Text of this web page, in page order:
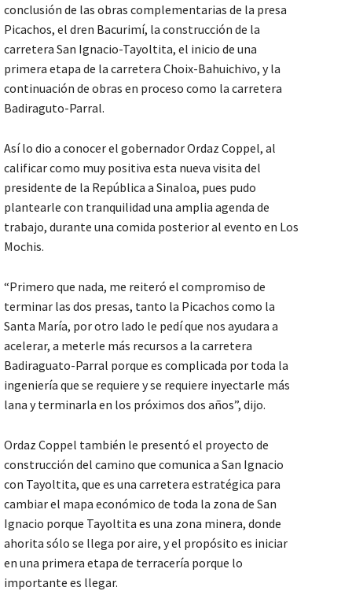
conclusión de las obras complementarias de la presa
Picachos, el dren Bacurimí, la construcción de la
carretera San Ignacio-Tayoltita, el inicio de una
primera etapa de la carretera Choix-Bahuichivo, y la
continuación de obras en proceso como la carretera
Badiraguto-Parral.
Así lo dio a conocer el gobernador Ordaz Coppel, al
calificar como muy positiva esta nueva visita del
presidente de la República a Sinaloa, pues pudo
plantearle con tranquilidad una amplia agenda de
trabajo, durante una comida posterior al evento en Los
Mochis.
“Primero que nada, me reiteró el compromiso de
terminar las dos presas, tanto la Picachos como la
Santa María, por otro lado le pedí que nos ayudara a
acelerar, a meterle más recursos a la carretera
Badiraguato-Parral porque es complicada por toda la
ingeniería que se requiere y se requiere inyectarle más
lana y terminarla en los próximos dos años”, dijo.
Ordaz Coppel también le presentó el proyecto de
construcción del camino que comunica a San Ignacio
con Tayoltita, que es una carretera estratégica para
cambiar el mapa económico de toda la zona de San
Ignacio porque Tayoltita es una zona minera, donde
ahorita sólo se llega por aire, y el propósito es iniciar
en una primera etapa de terracería porque lo
importante es llegar.